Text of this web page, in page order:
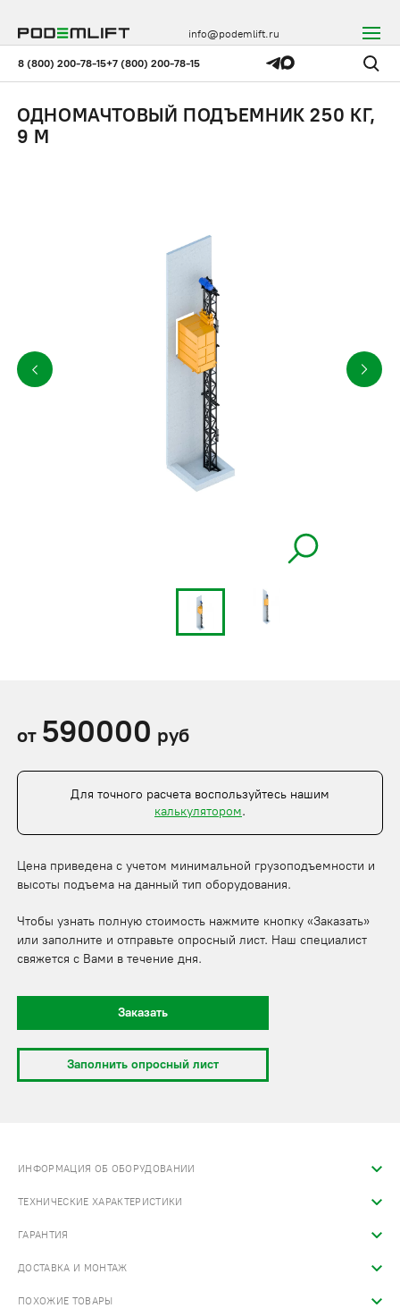
8 (800) 200-78-15+7 (800) 200-78-15
info@podemlift.ru
ОДНОМАЧТОВЫЙ ПОДЪЕМНИК 250 КГ,
9 М
от 590000 руб
Для точного расчета воспользуйтесь нашим
калькулятором.
Цена приведена с учетом минимальной грузоподъемности и
высоты подъема на данный тип оборудования.
Чтобы узнать полную стоимость нажмите кнопку «Заказать»
или заполните и отправьте опросный лист. Наш специалист
свяжется с Вами в течение дня.
Заказать
Заполнить опросный лист
ИНФОРМАЦИЯ ОБ ОБОРУДОВАНИИ
ТЕХНИЧЕСКИЕ ХАРАКТЕРИСТИКИ
ГАРАНТИЯ
ДОСТАВКА И МОНТАЖ
ПОХОЖИЕ ТОВАРЫ